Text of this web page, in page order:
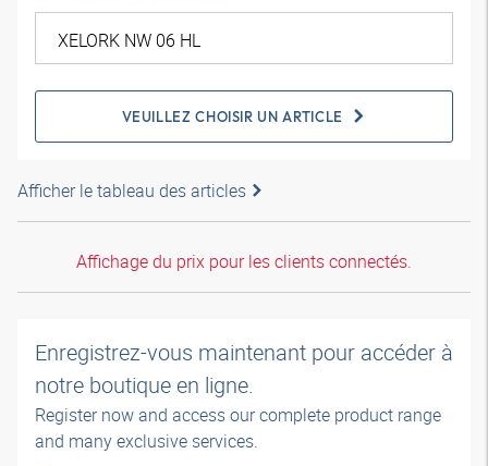
VEUILLEZ CHOISIR UN ARTICLE
Afficher le tableau des articles
Affichage du prix pour les clients connectés.
Enregistrez-vous maintenant pour accéder à
notre boutique en ligne.
Register now and access our complete product range
and many exclusive services.